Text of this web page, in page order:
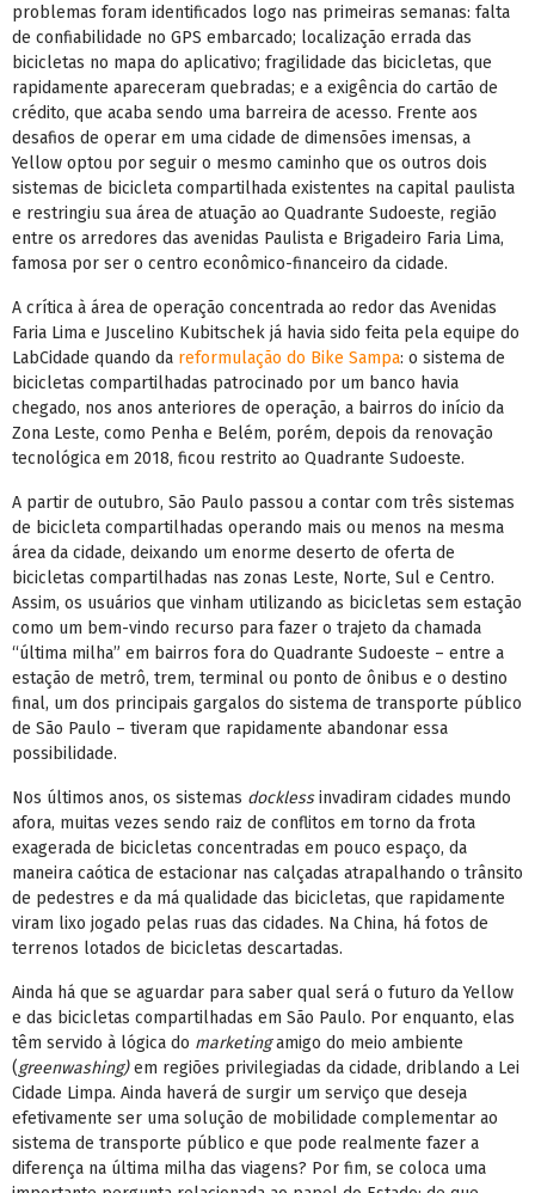
problemas foram identificados logo nas primeiras semanas: falta
de confiabilidade no GPS embarcado; localização errada das
bicicletas no mapa do aplicativo; fragilidade das bicicletas, que
rapidamente apareceram quebradas; e a exigência do cartão de
crédito, que acaba sendo uma barreira de acesso. Frente aos
desafios de operar em uma cidade de dimensões imensas, a
Yellow optou por seguir o mesmo caminho que os outros dois
sistemas de bicicleta compartilhada existentes na capital paulista
e restringiu sua área de atuação ao Quadrante Sudoeste, região
entre os arredores das avenidas Paulista e Brigadeiro Faria Lima,
famosa por ser o centro econômico-financeiro da cidade.
A crítica à área de operação concentrada ao redor das Avenidas
Faria Lima e Juscelino Kubitschek já havia sido feita pela equipe do
LabCidade quando da reformulação do Bike Sampa: o sistema de
bicicletas compartilhadas patrocinado por um banco havia
chegado, nos anos anteriores de operação, a bairros do início da
Zona Leste, como Penha e Belém, porém, depois da renovação
tecnológica em 2018, ficou restrito ao Quadrante Sudoeste.
A partir de outubro, São Paulo passou a contar com três sistemas
de bicicleta compartilhadas operando mais ou menos na mesma
área da cidade, deixando um enorme deserto de oferta de
bicicletas compartilhadas nas zonas Leste, Norte, Sul e Centro.
Assim, os usuários que vinham utilizando as bicicletas sem estação
como um bem-vindo recurso para fazer o trajeto da chamada
“última milha” em bairros fora do Quadrante Sudoeste – entre a
estação de metrô, trem, terminal ou ponto de ônibus e o destino
final, um dos principais gargalos do sistema de transporte público
de São Paulo – tiveram que rapidamente abandonar essa
possibilidade.
Nos últimos anos, os sistemas docklessinvadiram cidades mundo
afora, muitas vezes sendo raiz de conflitos em torno da frota
exagerada de bicicletas concentradas em pouco espaço, da
maneira caótica de estacionar nas calçadas atrapalhando o trânsito
de pedestres e da má qualidade das bicicletas, que rapidamente
viram lixo jogado pelas ruas das cidades. Na China, há fotos de
terrenos lotados de bicicletas descartadas.
Ainda há que se aguardar para saber qual será o futuro da Yellow
e das bicicletas compartilhadas em São Paulo. Por enquanto, elas
têm servido à lógica do marketingamigo do meio ambiente
(greenwashing)em regiões privilegiadas da cidade, driblando a Lei
Cidade Limpa. Ainda haverá de surgir um serviço que deseja
efetivamente ser uma solução de mobilidade complementar ao
sistema de transporte público e que pode realmente fazer a
diferença na última milha das viagens? Por fim, se coloca uma